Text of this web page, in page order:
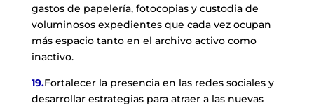
gastos de papelería, fotocopias y custodia de
voluminosos expedientes que cada vez ocupan
más espacio tanto en el archivo activo como
inactivo.
19.Fortalecer la presencia en las redes sociales y
desarrollar estrategias para atraer a las nuevas